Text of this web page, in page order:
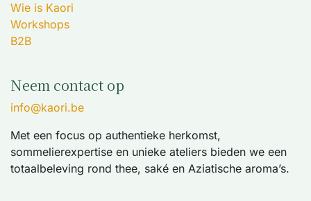
Wie is Kaori
Workshops
B2B
Neem contact op
info@kaori.be
Met een focus op authentieke herkomst,
sommelierexpertise en unieke ateliers bieden we een
totaalbeleving rond thee, saké en Aziatische aroma’s.